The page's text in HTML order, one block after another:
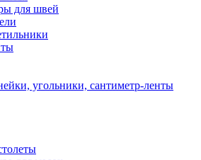
для швей
угольники, сантиметр-ленты